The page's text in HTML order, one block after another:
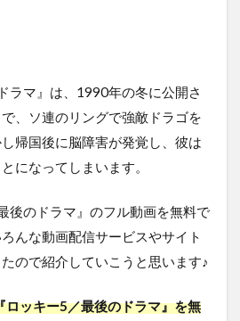
ラマ』は、1990年の冬に公開さ
、ソ連のリングで強敵ドラゴを
帰国後に脳障害が発覚し、彼は
になってしまいます。
後のドラマ』のフル動画を無料で
んな動画配信サービスやサイト
ので紹介していこうと思います♪
ッキー5／最後のドラマ』を無